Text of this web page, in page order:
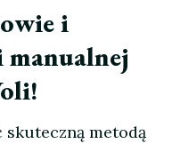
i
skuteczną metodą